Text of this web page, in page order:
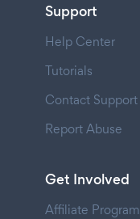
Support
Help Center
Tutorials
Contact Support
Report Abuse
Get Involved
Affiliate Program